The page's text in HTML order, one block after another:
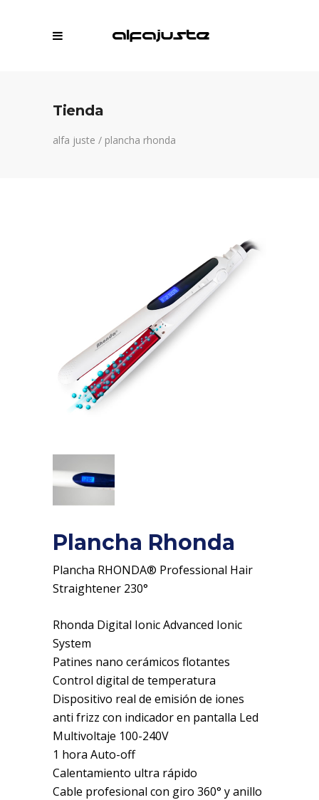
Tienda
alfa juste / plancha rhonda
Plancha Rhonda
Plancha RHONDA® Professional Hair
Straightener 230°
Rhonda Digital Ionic Advanced Ionic
System
Patines nano cerámicos flotantes
Control digital de temperatura
Dispositivo real de emisión de iones
anti frizz con indicador en pantalla Led
Multivoltaje 100-240V
1 hora Auto-off
Calentamiento ultra rápido
Cable profesional con giro 360° y anillo